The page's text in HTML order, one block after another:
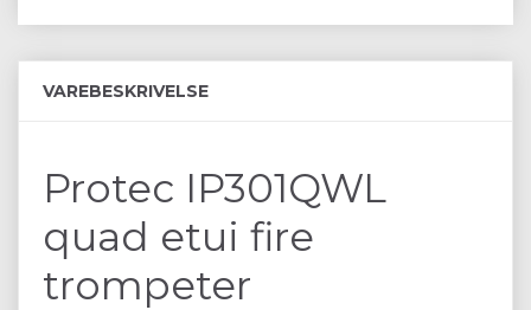
VAREBESKRIVELSE
Protec IP301QWL
quad etui fire
trompeter